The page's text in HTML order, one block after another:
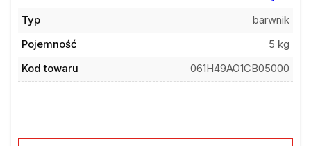
Typ
barwnik
Pojemność
5 kg
Kod towaru
061H49AO1CB05000